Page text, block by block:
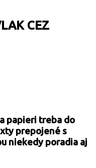
CEZ
papieri treba do
prepojené s
niekedy poradia aj